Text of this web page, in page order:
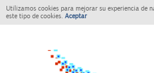
Utilizamos cookies para mejorar su experiencia de
este tipo de cookies. Aceptar